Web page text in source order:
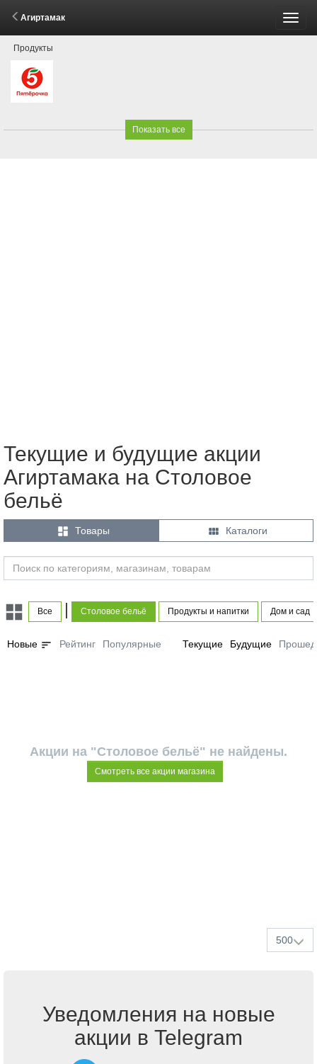
Агиртамак
Продукты
Показать все
Текущие и будущие акции
Агиртамака на Столовое
бельё
 Товары  Каталоги
Все Столовое бельё Продукты и напитки Дом и сад
Новые sort Рейтинг Популярные Текущие Будущие
Акции на "Столовое бельё" не найдены.
Смотреть все акции магазина
500
Уведомления на новые
акции в Telegram